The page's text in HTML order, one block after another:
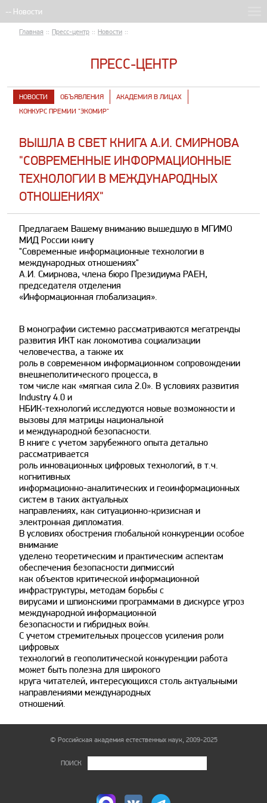
Главная :: Пресс-центр :: Новости ::
ПРЕСС-ЦЕНТР
НОВОСТИ ОБЪЯВЛЕНИЯ
АКАДЕМИЯ В ЛИЦАХ
КОНКУРС ПРЕМИИ "ЭКОМИР"
ВЫШЛА В СВЕТ КНИГА А.И. СМИРНОВА
"СОВРЕМЕННЫЕ ИНФОРМАЦИОННЫЕ
ТЕХНОЛОГИИ В МЕЖДУНАРОДНЫХ
ОТНОШЕНИЯХ"
­Предлагаем Вашему вниманию вышедшую в МГИМО
МИД России книгу
"Современные информационные технологии в
международных отношениях"
А.И. Смирнова, члена бюро Президиума РАЕН,
председателя отделения
«Информационная глобализация».
В монографии системно рассматриваются мегатренды
развития ИКТ как локомотива социализации
человечества, а также их
роль в современном информационном сопровождении
внешнеполитического процесса, в
том числе как «мягкая сила 2.0». В условиях развития
Industry 4.0 и
НБИК-технологий исследуются новые возможности и
вызовы для матрицы национальной
и международной безопасности.
В книге с учетом зарубежного опыта детально
рассматривается
роль инновационных цифровых технологий, в т.ч.
когнитивных
информационно-аналитических и геоинформационных
систем в таких актуальных
направлениях, как ситуационно-кризисная и
электронная дипломатия.
В условиях обострения глобальной конкуренции особое
внимание
уделено теоретическим и практическим аспектам
обеспечения безопасности дипмиссий
как объектов критической информационной
инфраструктуры, методам борьбы с
вирусами и шпионскими программами в дискурсе угроз
международной информационной
безопасности и гибридных войн.
С учетом стремительных процессов усиления роли
цифровых
технологий в геополитической конкуренции работа
может быть полезна для широкого
круга читателей, интересующихся столь актуальными
направлениями международных
отношений.
© Российская академия естественных наук, 2009-2025
ПОИСК